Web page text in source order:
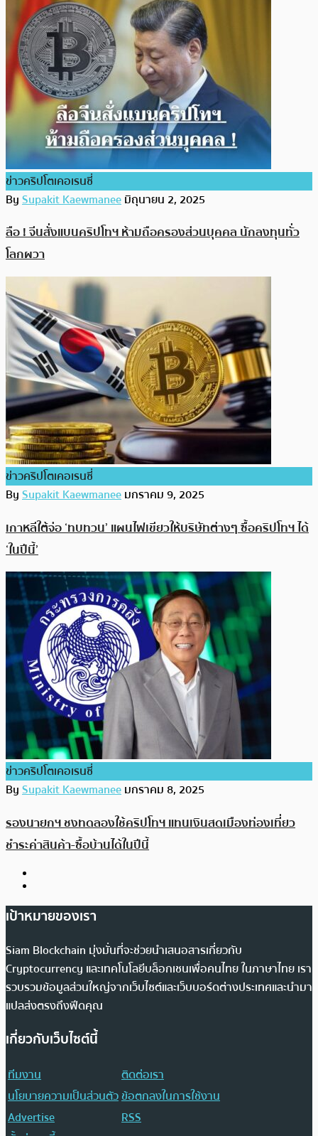
ข่าวคริปโตเคอเรนซี่
BySupakit Kaewmaneeมิถุนายน 2, 2025
ลือ ! จีนสั่งแบนคริปโทฯ ห้ามถือครองส่วนบุคคล นักลงทุนทั่ว
โลกผวา
ข่าวคริปโตเคอเรนซี่
BySupakit Kaewmaneeมกราคม 9, 2025
เกาหลีใต้จ่อ ‘ทบทวน’ แผนไฟเขียวให้บริษัทต่างๆ ซื้อคริปโทฯ ได้
‘ในปีนี้’
ข่าวคริปโตเคอเรนซี่
BySupakit Kaewmaneeมกราคม 8, 2025
รองนายกฯ ชงทดลองใช้คริปโทฯ แทนเงินสดเมืองท่องเที่ยว
ชำระค่าสินค้า-ซื้อบ้านได้ในปีนี้
เป้าหมายของเรา
Siam Blockchain มุ่งมั่นที่จะช่วยนำเสนอสารเกี่ยวกับ
Cryptocurrency และเทคโนโลยีบล็อกเชนเพื่อคนไทย ในภาษาไทย เรา
รวบรวมข้อมูลส่วนใหญ่จากเว็บไซต์และเว็บบอร์ดต่างประเทศและนำมา
แปลส่งตรงถึงฟีดคุณ
เกี่ยวกับเว็บไซต์นี้
ทีมงาน
ติดต่อเรา
นโยบายความเป็นส่วนตัวข้อตกลงในการใช้งาน
Advertise
RSS